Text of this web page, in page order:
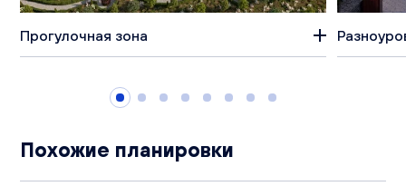
Прогулочная зона
Похожие планировки